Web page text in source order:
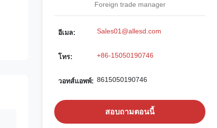
Foreign trade manager
อีเมล: Sales01@allesd.com
โทร: +86-15050190746
วอทส์แอพพ์: 8615050190746
สอบถามตอนนี้